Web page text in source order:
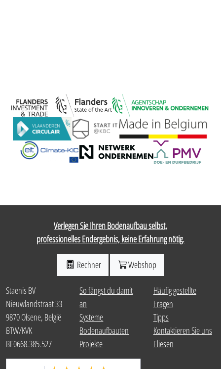
Verlegen Sie Ihren Bodenaufbau selbst,
professionelles Endergebnis, keine Erfahrung nötig.
Rechner Webshop
Staenis BV
Nieuwlandstraat 33
9870 Olsene, België
BTW/KVK
BE0668.385.527
So fängst du damit
an
Systeme
Bodenaufbauten
Projekte
Häufig gestellte
Fragen
Tipps
Kontaktieren Sie uns
Fliesen